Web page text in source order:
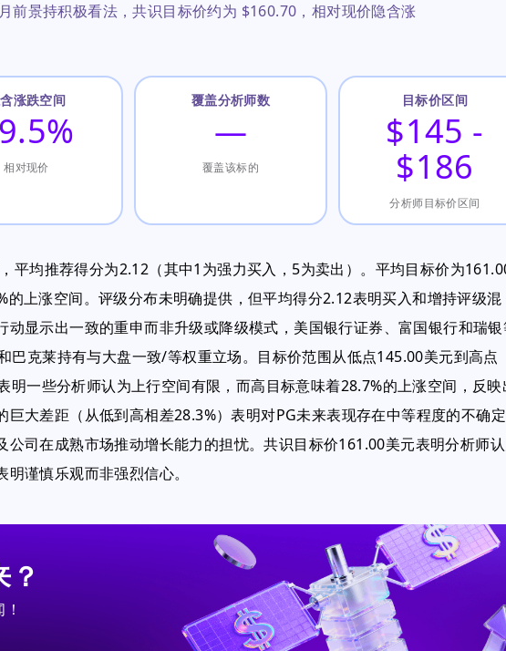
前景持积极看法，共识目标价约为 $160.70，相对现价隐含涨
涨跌空间
相对现价
覆盖分析师数
—
覆盖该标的
目标价区间
$145 -
$186
分析师目标价区间
平均推荐得分为2.12（其中1为强力买入，5为卖出）。平均目标价为
上涨空间。评级分布未明确提供，但平均得分2.12表明买入和增持评级混
显示出一致的重申而非升级或降级模式，美国银行证券、富国银行和瑞
克莱持有与大盘一致/等权重立场。目标价范围从低点145.00美元到高点
明一些分析师认为上行空间有限，而高目标意味着28.7%的上涨空间，反映
大差距（从低到高相差28.3%）表明对PG未来表现存在中等程度的不确定
司在成熟市场推动增长能力的担忧。共识目标价161.00美元表明分析师
谨慎乐观而非强烈信心。